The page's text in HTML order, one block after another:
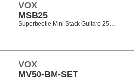
VOX
MSB25
Superbeetle Mini Stack Guitare 25…
VOX
MV50-BM-SET